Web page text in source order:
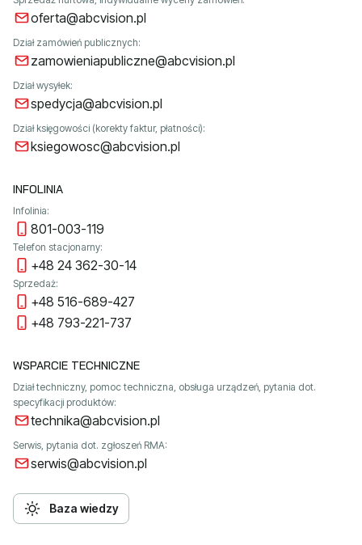
oferta@abcvision.pl
Dział zamówień publicznych:
zamowieniapubliczne@abcvision.pl
Dział wysyłek:
spedycja@abcvision.pl
Dział księgowości (korekty faktur, płatności):
ksiegowosc@abcvision.pl
INFOLINIA
Infolinia:
801-003-119
Telefon stacjonarny:
+48 24 362-30-14
Sprzedaż:
+48 516-689-427
+48 793-221-737
WSPARCIE TECHNICZNE
Dział techniczny, pomoc techniczna, obsługa urządzeń, pytania dot.
specyfikacji produktów:
technika@abcvision.pl
Serwis, pytania dot. zgłoszeń RMA:
serwis@abcvision.pl
Baza wiedzy